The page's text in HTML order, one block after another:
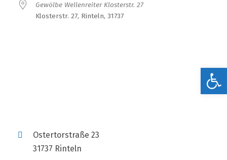
Gewölbe Wellenreiter Klosterstr. 27
Klosterstr. 27, Rinteln, 31737
Ostertorstraße 23
31737 Rinteln
Werkzeugleiste öffnen